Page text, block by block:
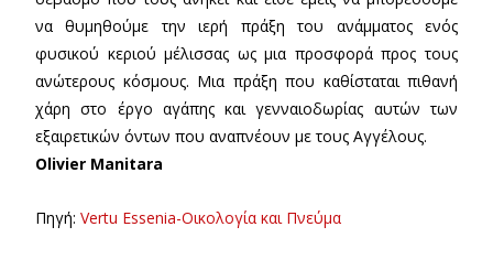
να θυμηθούμε την ιερή πράξη του ανάμματος ενός
φυσικού κεριού μέλισσας ως μια προσφορά προς τους
ανώτερους κόσμους. Μια πράξη που καθίσταται πιθανή
χάρη στο έργο αγάπης και γενναιοδωρίας αυτών των
εξαιρετικών όντων που αναπνέουν με τους Αγγέλους.
Olivier Manitara
Πηγή: Vertu Essenia-Οικολογία και Πνεύμα